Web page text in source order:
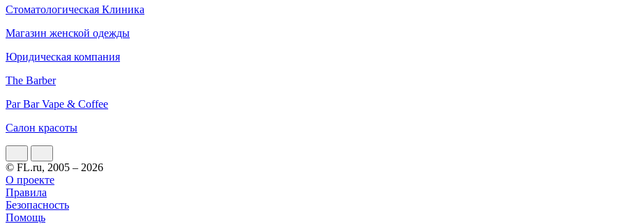
Стоматологическая Клиника
Магазин женской одежды
Юридическая компания
The Barber
Par Bar Vape & Coffee
Салон красоты
© FL.ru, 2005 – 2026
О проекте
Правила
Безопасность
Помощь